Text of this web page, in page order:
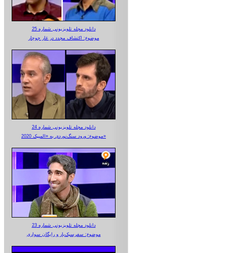
دانلود مجله تلویزیونی شماره 25
موضوع: اکتشاف مجدد در غار جوجار
دانلود مجله تلویزیونی شماره 24
موضوع: ورود سنگ‌نوردی به «المپیک 2020»
دانلود مجله تلویزیونی شماره 23
موضوع: سفرسبک‌بار و رایگان سواری